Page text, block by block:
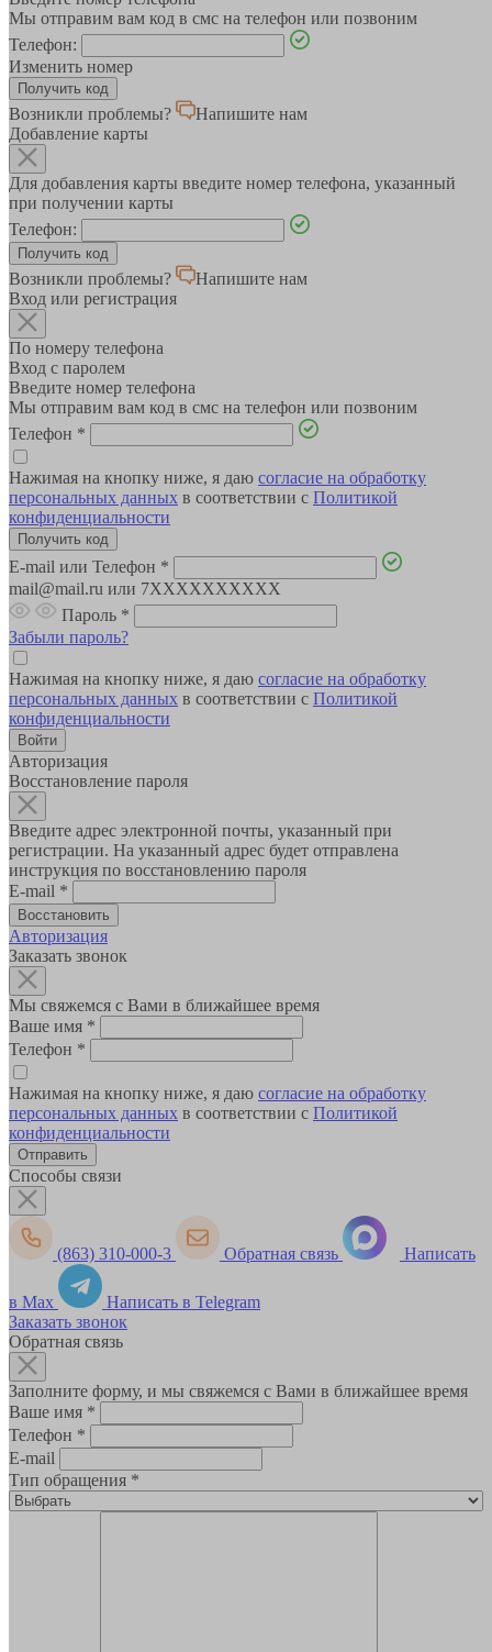
Мы отправим вам код в смс на телефон или позвоним
Телефон:
Изменить номер
Возникли проблемы?
Напишите нам
Добавление карты
Для добавления карты введите номер телефона, указанный
при получении карты
Телефон:
Возникли проблемы?
Напишите нам
Вход или регистрация
По номеру телефона
Вход с паролем
Введите номер телефона
Мы отправим вам код в смс на телефон или позвоним
Телефон *
Нажимая на кнопку ниже, я даю согласие на обработку
персональных данных в соответствии с Политикой
конфиденциальности
E-mail или Телефон *
mail@mail.ru или 7XXXXXXXXXX
Пароль *
Забыли пароль?
Нажимая на кнопку ниже, я даю согласие на обработку
персональных данных в соответствии с Политикой
конфиденциальности
Авторизация
Восстановление пароля
Введите адрес электронной почты, указанный при
регистрации. На указанный адрес будет отправлена
инструкция по восстановлению пароля
E-mail *
Авторизация
Заказать звонок
Мы свяжемся с Вами в ближайшее время
Ваше имя *
Телефон *
Нажимая на кнопку ниже, я даю согласие на обработку
персональных данных в соответствии с Политикой
конфиденциальности
Способы связи
(863) 310-000-3 Обратная связь Написать
в Max
Написать в Telegram
Заказать звонок
Обратная связь
Заполните форму, и мы свяжемся с Вами в ближайшее время
Ваше имя *
Телефон *
E-mail
Тип обращения *